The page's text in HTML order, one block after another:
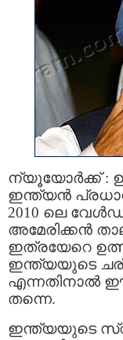
ന്യൂയോര്‍ക്ക്‌ :
ഇന്ത്യന്‍
2010 ലെ വേള്‍ഡ്‌
അമേരിക്കന്‍
ഇത്രയേറെ
ഇന്ത്യയുടെ
എന്നതിനാല്‍
തന്നെ.
ഇന്ത്യയുടെ